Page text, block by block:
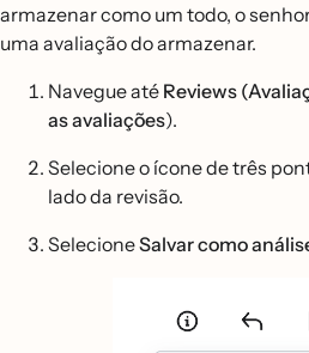
armazenar como um todo, o
uma avaliação do armazenar.
Navegue até Reviews
as avaliações).
Selecione o ícone de três
lado da revisão.
SelecioneSalvar como